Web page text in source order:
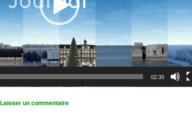
02:35
Laisser un commentaire